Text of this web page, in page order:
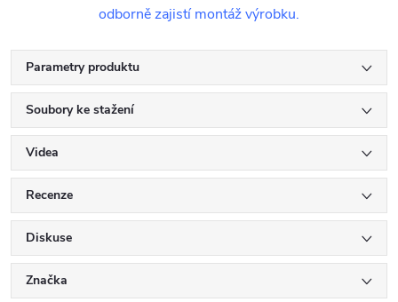
odborně zajistí montáž výrobku.
Parametry produktu
Soubory ke stažení
Videa
Recenze
Diskuse
Značka